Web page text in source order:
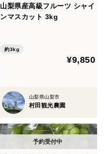
山梨県産高級フルーツ シャイ
ンマスカット 3kg
約3kg
¥9,850
山梨県山梨市
村田観光農園